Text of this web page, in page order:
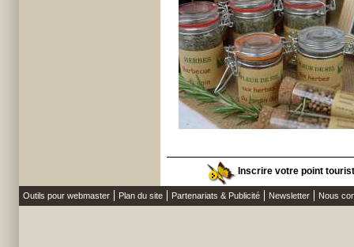
Inscrire votre point
Outils pour webmaster Plan du site Partenariats & Publicité Newsletter Nous